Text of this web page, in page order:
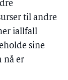
til andre
iallfall
sine
nå er